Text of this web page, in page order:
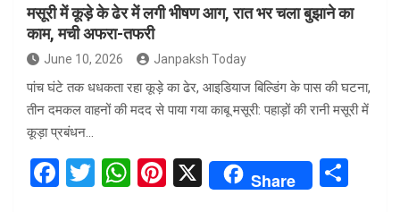
मसूरी में कूड़े के ढेर में लगी भीषण आग, रात भर चला बुझाने का
काम, मची अफरा-तफरी
June 10, 2026 Janpaksh Today
पांच घंटे तक धधकता रहा कूड़े का ढेर, आइडियाज बिल्डिंग के पास की घटना,
तीन दमकल वाहनों की मदद से पाया गया काबू मसूरी: पहाड़ों की रानी मसूरी में
कूड़ा प्रबंधन…
F
T
W Pi X Share